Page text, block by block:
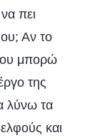
πει
Αν το
μπορώ
της
λύνω τα
και